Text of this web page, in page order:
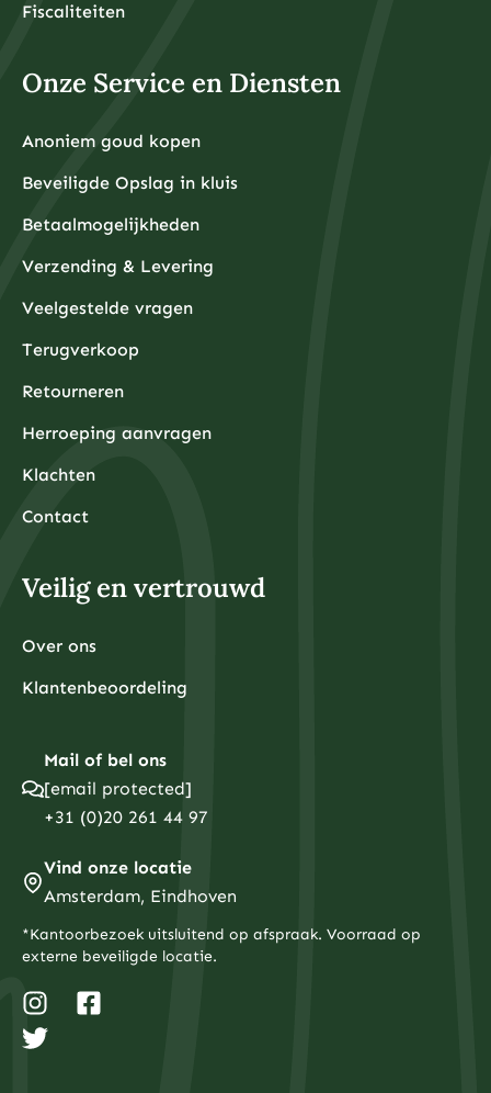
Fiscaliteiten
Onze Service en Diensten
Anoniem goud kopen
Beveiligde Opslag in kluis
Betaalmogelijkheden
Verzending & Levering
Veelgestelde vragen
Terugverkoop
Retourneren
Herroeping aanvragen
Klachten
Contact
Veilig en vertrouwd
Over ons
Klantenbeoordeling
Mail of bel ons
[email protected]
+31 (0)20 261 44 97
Vind onze locatie
Amsterdam, Eindhoven
*Kantoorbezoek uitsluitend op afspraak. Voorraad op
externe beveiligde locatie.
n
s
t
a
w
i
t